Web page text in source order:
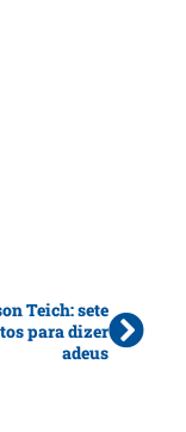
Teich: sete
para dizer
adeus